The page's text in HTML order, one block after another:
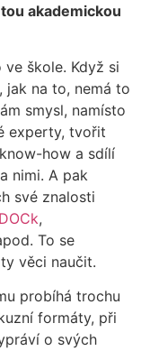
akademickou
škole. Když si
jak na to, nemá to
smysl, namísto
experty, tvořit
how a sdílí
nimi. A pak
své znalosti
,
To se
věci naučit.
probíhá trochu
formáty, při
o svých